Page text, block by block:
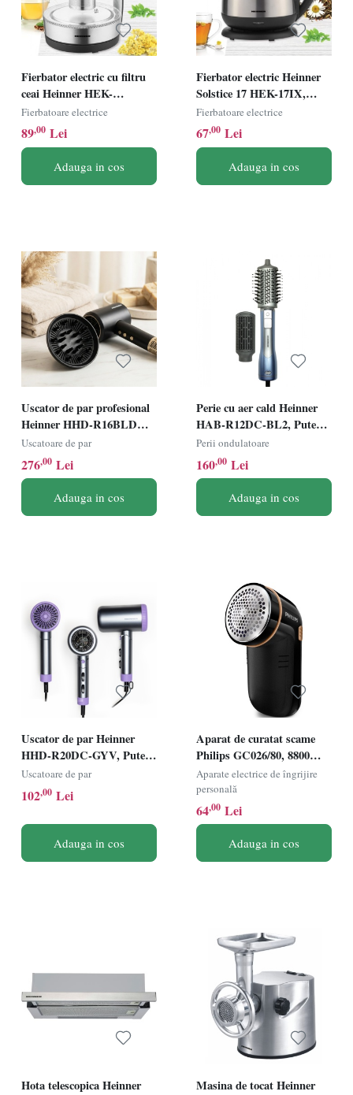
Fierbator electric cu filtru
ceai Heinner HEK-
TF2200GBK, 1850-2200W,
1.7L, Filtru detasabil,
Negru
Fierbatoare electrice
89,00 Lei
Adauga in cos
Fierbator electric Heinner
Solstice 17 HEK-17IX,
1850-2200W, 1.7L, Element
incalzire inox, Inox
Fierbatoare electrice
67,00 Lei
Adauga in cos
Uscator de par profesional
Heinner HHD-R16BLDC-
BK, Putere 1600W, Motor
BLDC, Display digital, 2
trepte de putere, 3 trepte de
temperatura, Ionizare,
Negru/Auriu
Uscatoare de par
276,00 Lei
Adauga in cos
Perie cu aer cald Heinner
HAB-R12DC-BL2, Putere
1200W, Motor DC, 2 trepte
de putere, Ionizare, Functie
aer rece, Albastru/Gri
Perii ondulatoare
160,00 Lei
Adauga in cos
Uscator de par Heinner
HHD-R20DC-GYV, Putere
1700-2000W, Motor DC, 2
trepte de putere, 3 setari de
temperatura, Ionizare,
Gri/Mov
Uscatoare de par
102,00 Lei
Adauga in cos
Aparat de curatat scame
Philips GC026/80, 8800
rotatii/min, Negru
Aparate electrice de îngrijire
personală
64,00 Lei
Adauga in cos
Hota telescopica Heinner
Masina de tocat Heinner